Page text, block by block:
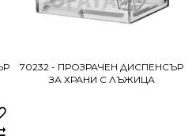
70232 - ПРОЗРАЧЕН ДИСПЕНСЪР
ЗА ХРАНИ С ЛЪЖИЦА